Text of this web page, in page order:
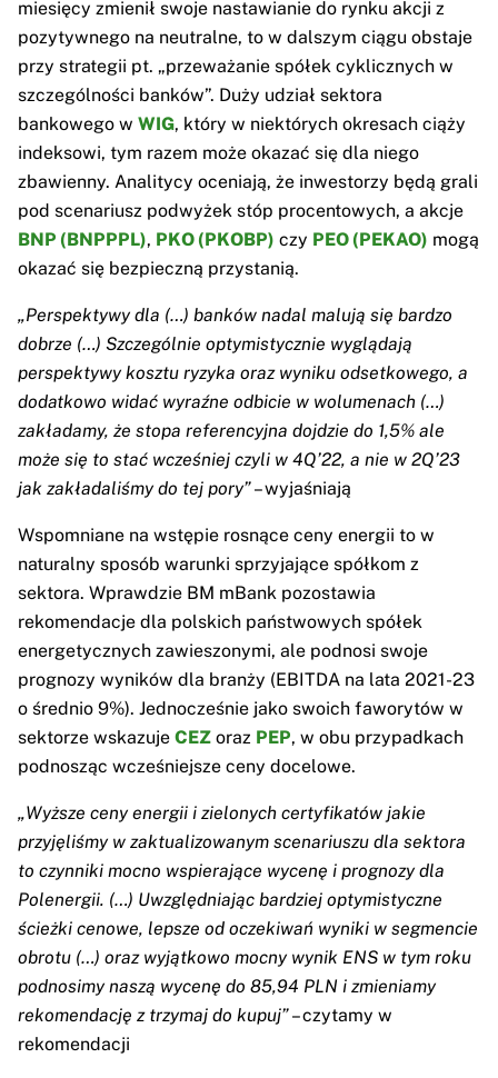
miesięcy zmienił swoje nastawianie do rynku akcji z
pozytywnego na neutralne, to w dalszym ciągu obstaje
przy strategii pt. „przeważanie spółek cyklicznych w
szczególności banków”. Duży udział sektora
bankowego w WIG, który w niektórych okresach ciąży
indeksowi, tym razem może okazać się dla niego
zbawienny. Analitycy oceniają, że inwestorzy będą grali
pod scenariusz podwyżek stóp procentowych, a akcje
BNP (BNPPPL), PKO (PKOBP) czy PEO (PEKAO) mogą
okazać się bezpieczną przystanią.
„Perspektywy dla (…) banków nadal malują się bardzo
dobrze (…) Szczególnie optymistycznie wyglądają
perspektywy kosztu ryzyka oraz wyniku odsetkowego, a
dodatkowo widać wyraźne odbicie w wolumenach (…)
zakładamy, że stopa referencyjna dojdzie do 1,5% ale
może się to stać wcześniej czyli w 4Q’22, a nie w 2Q’23
jak zakładaliśmy do tej pory”– wyjaśniają
Wspomniane na wstępie rosnące ceny energii to w
naturalny sposób warunki sprzyjające spółkom z
sektora. Wprawdzie BM mBank pozostawia
rekomendacje dla polskich państwowych spółek
energetycznych zawieszonymi, ale podnosi swoje
prognozy wyników dla branży (EBITDA na lata 2021-23
o średnio 9%). Jednocześnie jako swoich faworytów w
sektorze wskazuje CEZ oraz PEP, w obu przypadkach
podnosząc wcześniejsze ceny docelowe.
„Wyższe ceny energii i zielonych certyfikatów jakie
przyjęliśmy w zaktualizowanym scenariuszu dla sektora
to czynniki mocno wspierające wycenę i prognozy dla
Polenergii. (…) Uwzględniając bardziej optymistyczne
ścieżki cenowe, lepsze od oczekiwań wyniki w segmencie
obrotu (…) oraz wyjątkowo mocny wynik ENS w tym roku
podnosimy naszą wycenę do 85,94 PLN i zmieniamy
rekomendację z trzymaj do kupuj”– czytamy w
rekomendacji